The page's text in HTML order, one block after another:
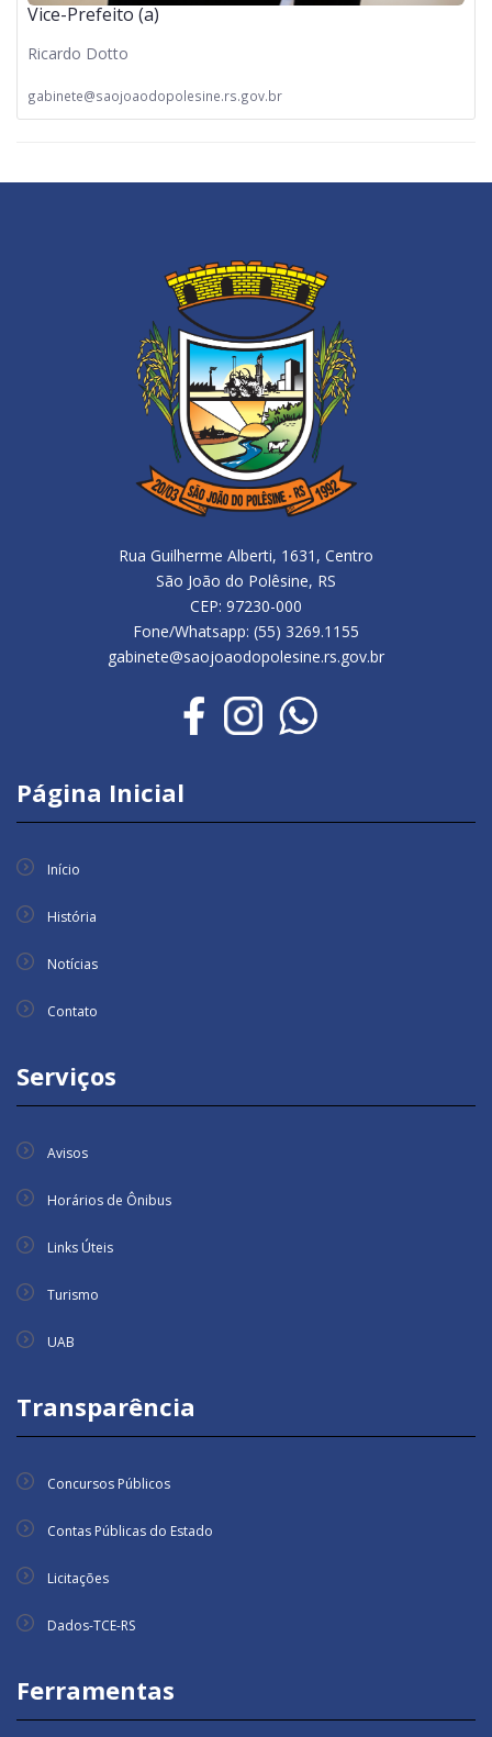
Vice-Prefeito (a)
Ricardo Dotto
gabinete@saojoaodopolesine.rs.gov.br
Rua Guilherme Alberti, 1631, Centro
São João do Polêsine, RS
CEP: 97230-000
Fone/Whatsapp: (55) 3269.1155
gabinete@saojoaodopolesine.rs.gov.br
Página Inicial
Início
História
Notícias
Contato
Serviços
Avisos
Horários de Ônibus
Links Úteis
Turismo
UAB
Transparência
Concursos Públicos
Contas Públicas do Estado
Licitações
Dados-TCE-RS
Ferramentas